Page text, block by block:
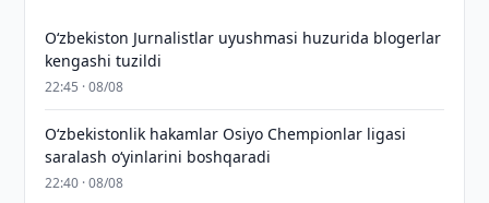
O‘zbekiston Jurnalistlar uyushmasi huzurida blogerlar
kengashi tuzildi
22:45 · 08/08
O‘zbekistonlik hakamlar Osiyo Chempionlar ligasi
saralash o‘yinlarini boshqaradi
22:40 · 08/08